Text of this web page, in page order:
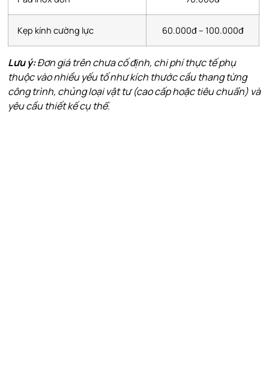
Kẹp kính cường lực 60.000đ – 100.000đ
Lưu ý:Đơn giá trên chưa cố định, chi phí thực tế phụ
thuộc vào nhiều yếu tố như kích thước cầu thang từng
công trình, chủng loại vật tư (cao cấp hoặc tiêu chuẩn) và
yêu cầu thiết kế cụ thể.